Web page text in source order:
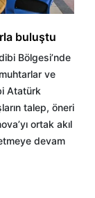
buluştu
Bölgesi’nde
ve
Atatürk
talep, öneri
ortak akıl
devam